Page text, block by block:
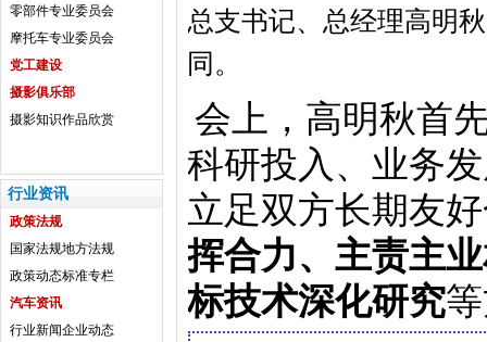
零部件专业委员会
摩托车专业委员会
党工建设
摄影俱乐部
摄影知识作品欣赏
行业资讯
政策法规
国家法规地方法规
政策动态标准专栏
汽车资讯
行业新闻企业动态
总支书记、总经理高明
同。
会上，高明秋首
科研投入、业务
立足双方长期友
挥合力、主责主
标技术深化研究